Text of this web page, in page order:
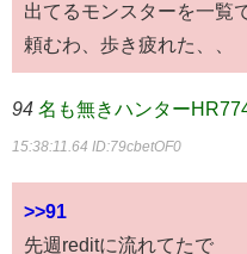
出てるモンスターを一覧
頼むわ、歩き疲れた、、
94 名も無きハンター
15:38:11.64 ID:79cbetOF0
>>91
先週reditに流れてたで